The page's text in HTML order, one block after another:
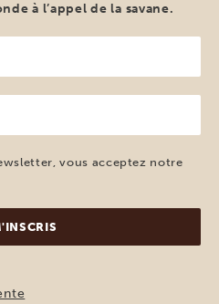
à l’appel de la savane.
vous acceptez notre